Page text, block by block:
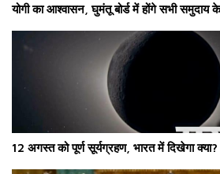
योगी का आश्वासन, घुमंतू बोर्ड में होंगे सभी समुदाय के
12 अगस्त को पूर्ण सूर्यग्रहण, भारत में दिखेगा क्या?